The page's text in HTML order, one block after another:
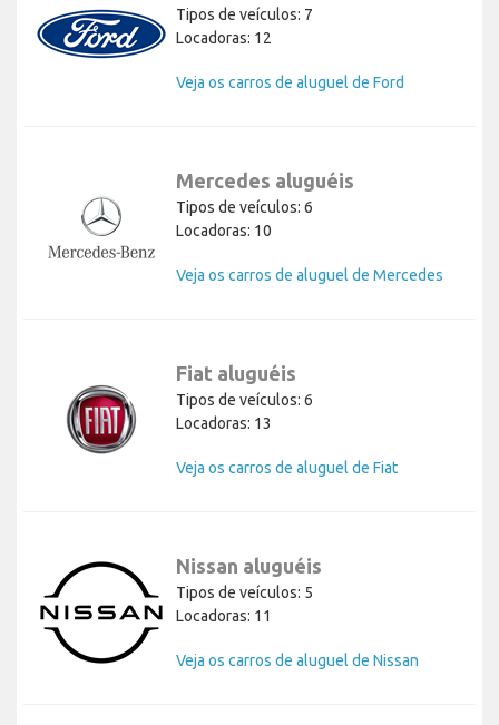
Tipos de veículos: 7
Locadoras: 12
Veja os carros de aluguel de Ford
Mercedes aluguéis
Tipos de veículos: 6
Locadoras: 10
Veja os carros de aluguel de Mercedes
Fiat aluguéis
Tipos de veículos: 6
Locadoras: 13
Veja os carros de aluguel de Fiat
Nissan aluguéis
Tipos de veículos: 5
Locadoras: 11
Veja os carros de aluguel de Nissan